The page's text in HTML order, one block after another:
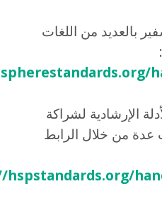
بالعديد من اللغات
الإرشادية لشراكة
عدة من خلال الرابط